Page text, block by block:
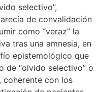
selectivo”,
de convalidación
como “veraz” la
tras una amnesia, en
epistemológico que
de “olvido selectivo” o
coherente con los